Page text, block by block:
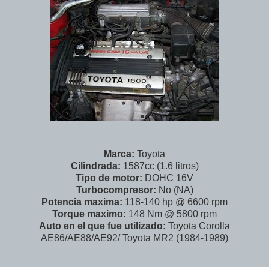
Marca: Toyota
Cilindrada: 1587cc (1.6 litros)
Tipo de motor: DOHC 16V
Turbocompresor: No (NA)
Potencia maxima: 118-140 hp @ 6600 rpm
Torque maximo: 148 Nm @ 5800 rpm
Auto en el que fue utilizado: Toyota Corolla
AE86/AE88/AE92/ Toyota MR2 (1984-1989)